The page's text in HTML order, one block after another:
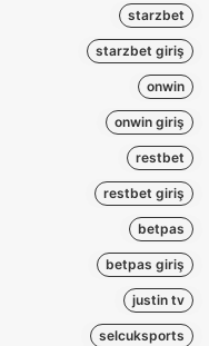
starzbet
starzbet giriş
onwin
onwin giriş
restbet
restbet giriş
betpas
betpas giriş
justin tv
selcuksports